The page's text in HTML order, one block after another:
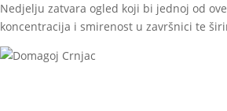
Nedjelju zatvara ogled koji bi jednoj od
koncentracija i smirenost u završnici te